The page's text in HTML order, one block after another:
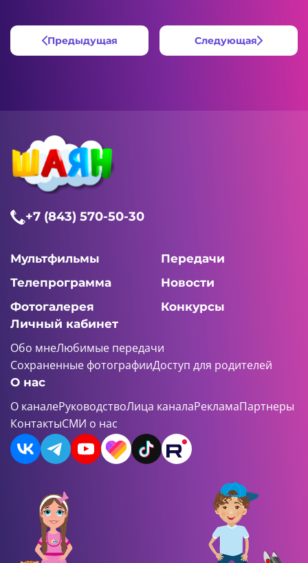
Предыдущая Следующая
+7 (843) 570-50-30
Мультфильмы
Передачи
Телепрограмма
Новости
Фотогалерея
Конкурсы
Личный кабинет
Обо мнеЛюбимые передачи
Сохраненные фотографииДоступ для родителей
О нас
О каналеРуководствоЛица каналаРекламаПартнеры
КонтактыСМИ о нас